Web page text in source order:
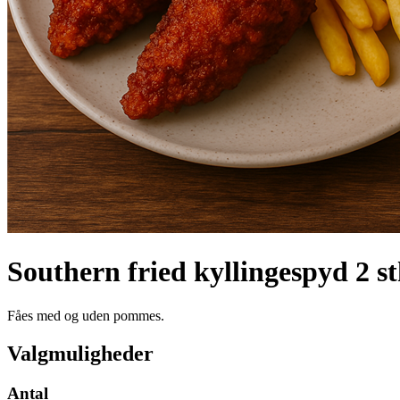
Southern fried kyllingespyd 2
Fåes med og uden pommes.
Valgmuligheder
Antal